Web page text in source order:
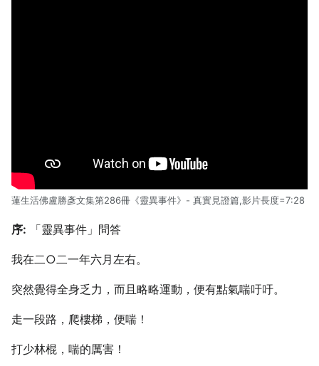
蓮生活佛盧勝彥文集第286冊《靈異事件》- 真實見證篇,影片長度=7:28
序: 「靈異事件」問答
我在二○二一年六月左右。
突然覺得全身乏力，而且略略運動，便有點氣喘吁吁。
走一段路，爬樓梯，便喘！
打少林棍，喘的厲害！